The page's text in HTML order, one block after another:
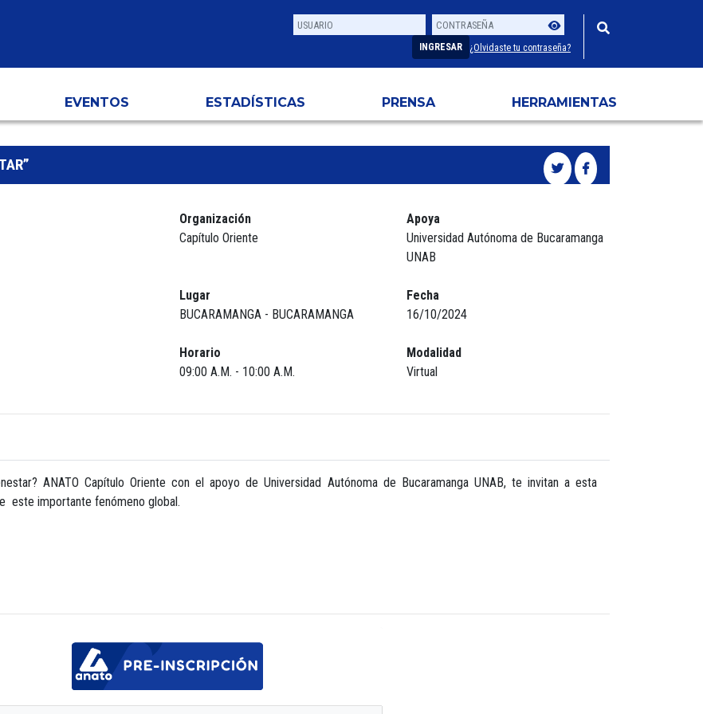
Usuario
Contraseña
INGRESAR ¿Olvidaste tu contraseña?
EVENTOS ESTADÍSTICAS PRENSA HERRAMIENTAS
Organización
Capítulo Oriente
Apoya
Universidad Autónoma de Bucaramanga
UNAB
Lugar
BUCARAMANGA - BUCARAMANGA
Fecha
16/10/2024
Horario
09:00 A.M. - 10:00 A.M.
Modalidad
Virtual
ANATO Capítulo Oriente con el apoyo de Universidad Autónoma de Bucaramanga UNAB, te invitan a esta
este importante fenómeno global.